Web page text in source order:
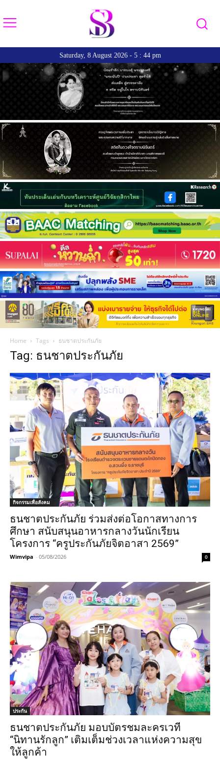
Saturday, 8 August 2026 - 5 : 44 pm
Home Tags ธนชาตประกันภัย
Tag: ธนชาตประกันภัย
กิจกรรมเพื่อสังคม
ธนชาตประกันภัย ร่วมส่งต่อโอกาสทางการ
ศึกษา สนับสนุนอาหารกลางวันนักเรียน
โครงการ “ครูประกันภัยจิตอาสา 2569”
Wimvipa - 05/08/2026 0
ประกัน
ธนชาตประกันภัย มอบบัตรชมละครเวที
“นิทานรักลูก” เติมเต็มช่วงเวลาแห่งความสุข
ให้ลูกค้า